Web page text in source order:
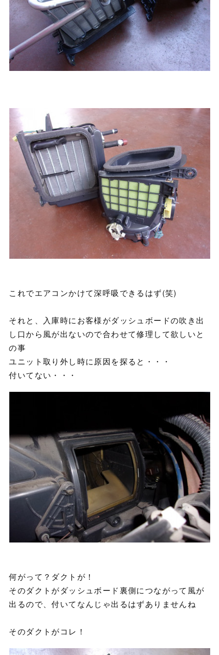
これでエアコンかけて深呼吸できるはず(笑)
それと、入庫時にお客様がダッシュボードの吹き出
し口から風が出ないので合わせて修理して欲しいと
の事
ユニット取り外し時に原因を探ると・・・
付いてない・・・
何がって？ダクトが！
そのダクトがダッシュボード裏側につながって風が
出るので、付いてなんじゃ出るはずありませんね
そのダクトがコレ！